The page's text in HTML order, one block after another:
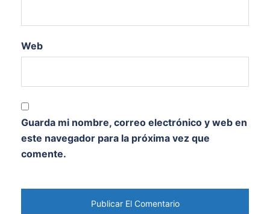
Web
Guarda mi nombre, correo electrónico y web en
este navegador para la próxima vez que
comente.